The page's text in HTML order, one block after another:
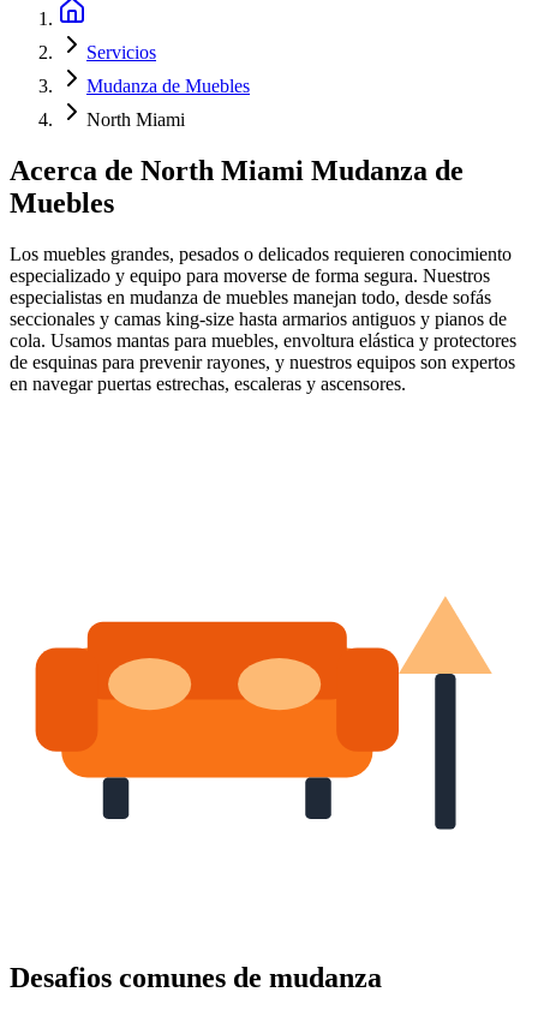
Servicios
Mudanza de Muebles
North Miami
Acerca de North Miami Mudanza de
Muebles
Los muebles grandes, pesados o delicados requieren conocimiento
especializado y equipo para moverse de forma segura. Nuestros
especialistas en mudanza de muebles manejan todo, desde sofás
seccionales y camas king-size hasta armarios antiguos y pianos de
cola. Usamos mantas para muebles, envoltura elástica y protectores
de esquinas para prevenir rayones, y nuestros equipos son expertos
en navegar puertas estrechas, escaleras y ascensores.
Desafios comunes de mudanza